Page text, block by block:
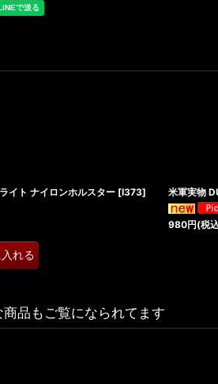
イト ナイロンホルスター [I373]
れる
米軍実物
980円(税
品もご覧になられてます